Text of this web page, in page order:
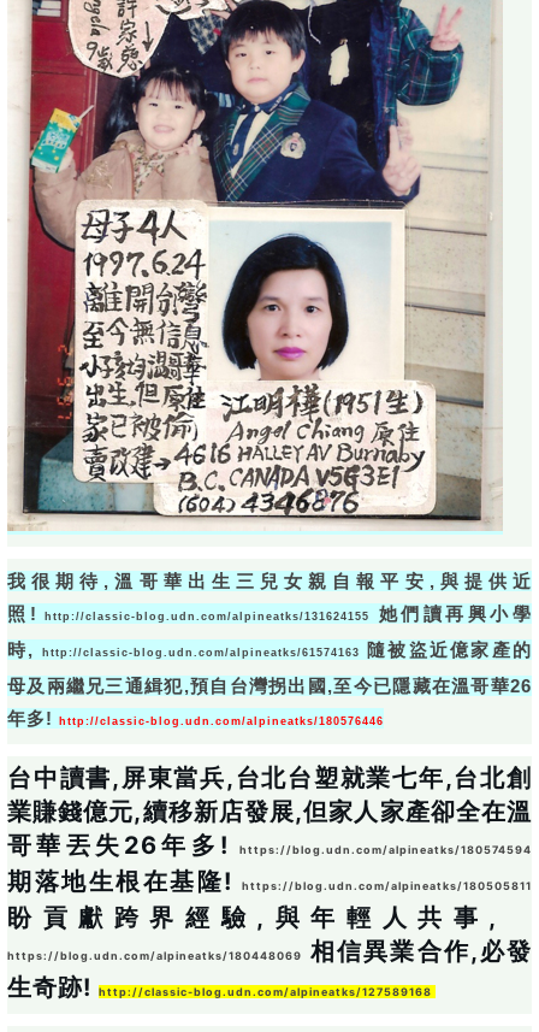
我很期待,溫哥華出生三兒女親自報平安,與提供近
照!
http://classic-blog.udn.com/alpineatks/131624155
她們讀再興小學
時,
http://classic-blog.udn.com/alpineatks/61574163
隨被盜近億家產的
母及兩繼兄三通緝犯,預自台灣拐出國,至今已隱藏在溫哥華26
年多!
http://classic-blog.udn.com/alpineatks/180576446
台中讀書,屏東當兵,台北台塑就業七年,台北創
業賺錢億元,續移新店發展,但家人家產卻全在溫
哥華丟失26年多!
https://blog.udn.com/alpineatks/180574594
期落地生根在基隆! https://blog.udn.com/alpineatks/180505811
盼貢獻跨界經驗,與年輕人共事,
https://blog.udn.com/alpineatks/180448069
相信異業合作,必發
生奇跡!
http://classic-blog.udn.com/alpineatks/127589168